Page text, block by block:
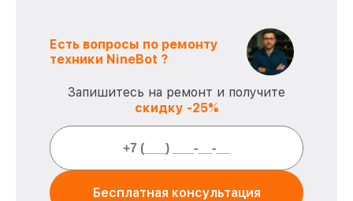
Есть вопросы по ремонту
техники NineBot ?
Запишитесь на ремонт и получите
скидку -25%
Бесплатная консультация